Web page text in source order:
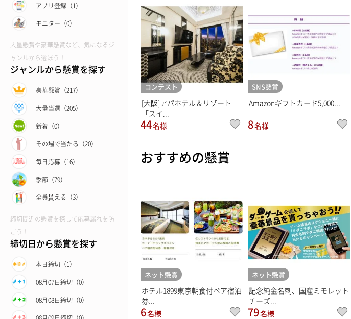
アプリ登録（1）
モニター（0）
大量懸賞や豪華懸賞など、気になるジ
ャンルから選ぼう！
ジャンルから懸賞を探す
豪華懸賞（217）
大量当選（205）
新着（0）
その場で当たる（20）
毎日応募（16）
季節（79）
全員貰える（3）
締切間近の懸賞を探して応募漏れを防
ごう！
締切日から懸賞を探す
本日締切（1）
08月07日締切（0）
08月08日締切（0）
コンテスト
[大阪]アパホテル＆リゾート
「スイ...
44名様
SNS懸賞
Amazonギフトカード5,000...
8名様
おすすめの懸賞
ネット懸賞
ホテル1899東京朝食付ペア宿泊
券...
6名様
ネット懸賞
記念純金名刺、国産ミモレット
チーズ...
79名様